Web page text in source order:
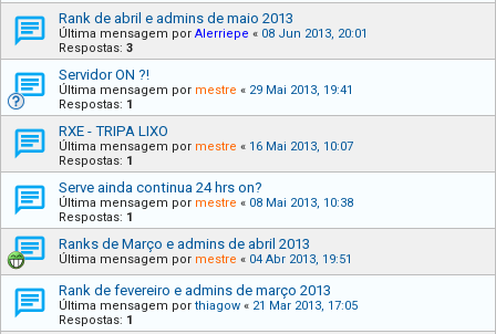
Rank de abril e admins de maio 2013
Última mensagem por Alerriepe « 08 Jun 2013, 20:01
Respostas: 3
Servidor ON ?!
Última mensagem por mestre « 29 Mai 2013, 19:41
Respostas: 1
RXE - TRIPA LIXO
Última mensagem por mestre « 16 Mai 2013, 10:07
Respostas: 1
Serve ainda continua 24 hrs on?
Última mensagem por mestre « 08 Mai 2013, 10:38
Respostas: 1
Ranks de Março e admins de abril 2013
Última mensagem por mestre « 04 Abr 2013, 19:51
Rank de fevereiro e admins de março 2013
Última mensagem por thiagow « 21 Mar 2013, 17:05
Respostas: 1